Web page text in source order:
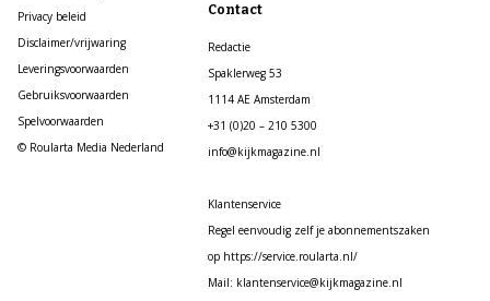
Privacy beleid
Disclaimer/vrijwaring
Leveringsvoorwaarden
Gebruiksvoorwaarden
Spelvoorwaarden
© Roularta Media Nederland
Contact
Redactie
Spaklerweg 53
1114 AE Amsterdam
+31 (0)20 – 210 5300
info@kijkmagazine.nl
Klantenservice
Regel eenvoudig zelf je abonnementszaken
op https://service.roularta.nl/
Mail: klantenservice@kijkmagazine.nl